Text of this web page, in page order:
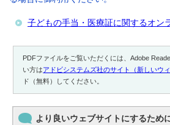
子どもの手当・医療証に関するオン
PDFファイルをご覧いただくには、Adobe
い方はアドビシステムズ社のサイト（新しいウ
ド（無料）してください。
より良いウェブサイトにするため